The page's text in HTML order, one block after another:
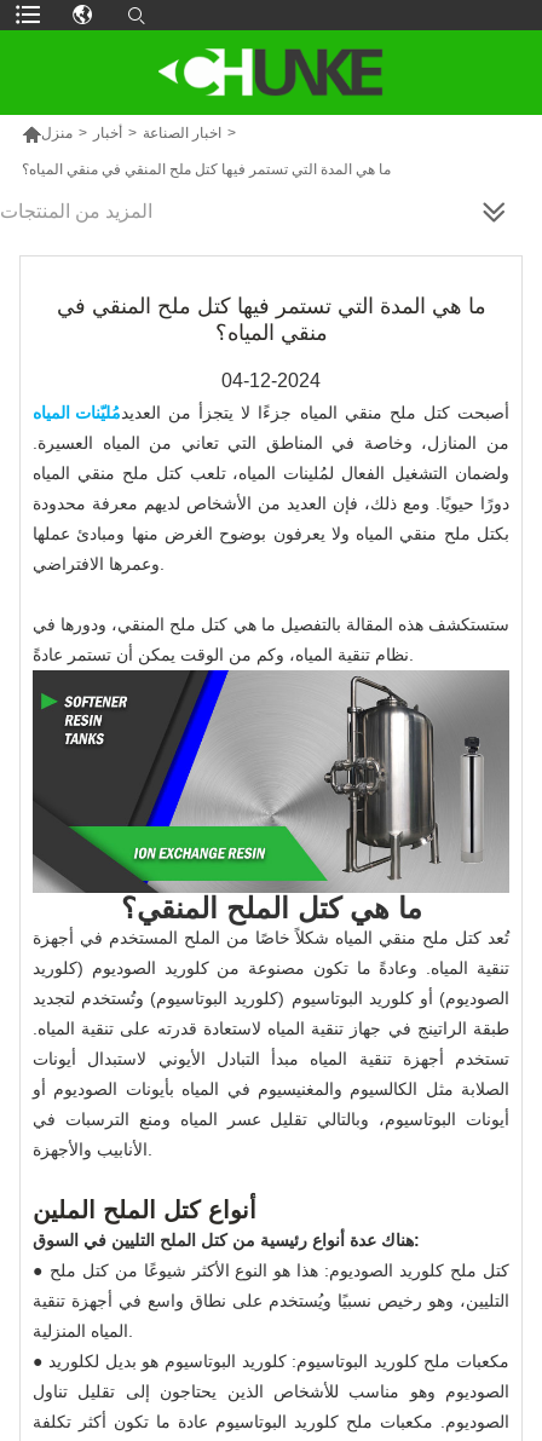
منزل > أخبار > اخبار الصناعة >
ما هي المدة التي تستمر فيها كتل ملح المنقي في منقي المياه؟
المزيد من المنتجات
ما هي المدة التي تستمر فيها كتل ملح المنقي في
منقي المياه؟
04-12-2024
مُليّنات المياهأصبحت كتل ملح منقي المياه جزءًا لا يتجزأ من العديد
من المنازل، وخاصة في المناطق التي تعاني من المياه العسيرة.
ولضمان التشغيل الفعال لمُلينات المياه، تلعب كتل ملح منقي المياه
دورًا حيويًا. ومع ذلك، فإن العديد من الأشخاص لديهم معرفة محدودة
بكتل ملح منقي المياه ولا يعرفون بوضوح الغرض منها ومبادئ عملها
ستستكشف هذه المقالة بالتفصيل ما هي كتل ملح المنقي، ودورها في
ما هي كتل الملح المنقي؟
تُعد كتل ملح منقي المياه شكلاً خاصًا من الملح المستخدم في أجهزة
تنقية المياه. وعادةً ما تكون مصنوعة من كلوريد الصوديوم (كلوريد
الصوديوم) أو كلوريد البوتاسيوم (كلوريد البوتاسيوم) وتُستخدم لتجديد
طبقة الراتينج في جهاز تنقية المياه لاستعادة قدرته على تنقية المياه.
تستخدم أجهزة تنقية المياه مبدأ التبادل الأيوني لاستبدال أيونات
الصلابة مثل الكالسيوم والمغنيسيوم في المياه بأيونات الصوديوم أو
أيونات البوتاسيوم، وبالتالي تقليل عسر المياه ومنع الترسبات في
أنواع كتل الملح الملين
هناك عدة أنواع رئيسية من كتل الملح التليين في السوق:
● كتل ملح كلوريد الصوديوم: هذا هو النوع الأكثر شيوعًا من كتل ملح
التليين، وهو رخيص نسبيًا ويُستخدم على نطاق واسع في أجهزة تنقية
● مكعبات ملح كلوريد البوتاسيوم: كلوريد البوتاسيوم هو بديل لكلوريد
الصوديوم وهو مناسب للأشخاص الذين يحتاجون إلى تقليل تناول
الصوديوم. مكعبات ملح كلوريد البوتاسيوم عادة ما تكون أكثر تكلفة